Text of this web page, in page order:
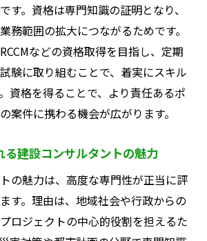
サルタントで築く持続可能な社会
地域を目指す建設コンサルタント
ルタントによる地域課題の解決
キャリアを築くための実践的ア
サルタントで実現する理想のキャ
す。資格は専門知識の証明となり、
務範囲の拡大につながるためです。
などの資格取得を目指し、定期
験に取り組むことで、着実にスキル
資格を得ることで、より責任あるポ
案件に携わる機会が広がります。
る建設コンサルタントの魅力
の魅力は、高度な専門性が正当に評
す。理由は、地域社会や行政からの
ロジェクトの中心的役割を担えるた